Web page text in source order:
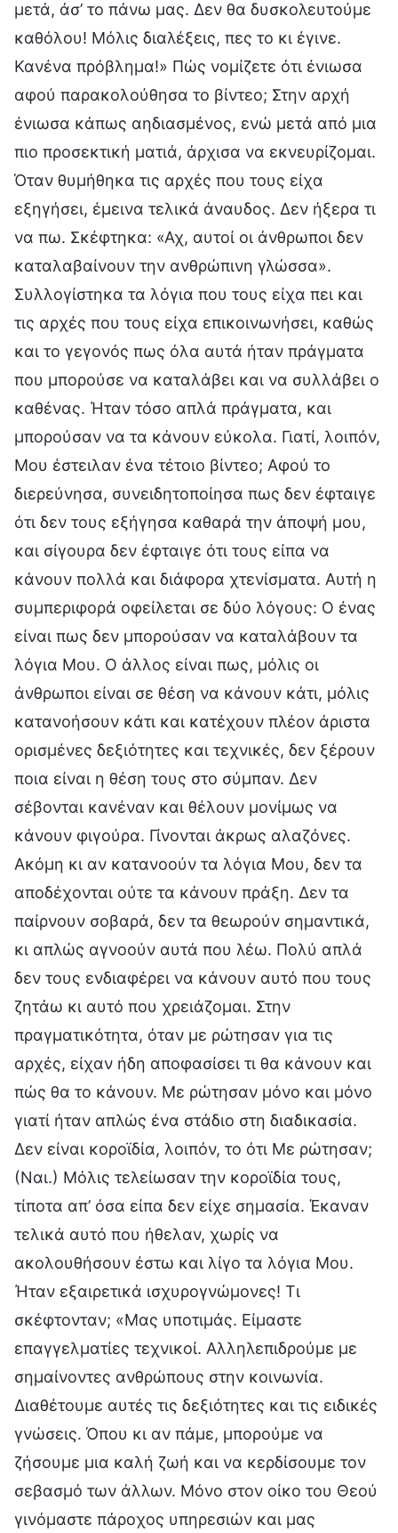
μετά, άσ’ το πάνω μας. Δεν θα δυσκολευτούμε
καθόλου! Μόλις διαλέξεις, πες το κι έγινε.
Κανένα πρόβλημα!» Πώς νομίζετε ότι ένιωσα
αφού παρακολούθησα το βίντεο; Στην αρχή
ένιωσα κάπως αηδιασμένος, ενώ μετά από μια
πιο προσεκτική ματιά, άρχισα να εκνευρίζομαι.
Όταν θυμήθηκα τις αρχές που τους είχα
εξηγήσει, έμεινα τελικά άναυδος. Δεν ήξερα τι
να πω. Σκέφτηκα: «Αχ, αυτοί οι άνθρωποι δεν
καταλαβαίνουν την ανθρώπινη γλώσσα».
Συλλογίστηκα τα λόγια που τους είχα πει και
τις αρχές που τους είχα επικοινωνήσει, καθώς
και το γεγονός πως όλα αυτά ήταν πράγματα
που μπορούσε να καταλάβει και να συλλάβει ο
καθένας. Ήταν τόσο απλά πράγματα, και
μπορούσαν να τα κάνουν εύκολα. Γιατί, λοιπόν,
Μου έστειλαν ένα τέτοιο βίντεο; Αφού το
διερεύνησα, συνειδητοποίησα πως δεν έφταιγε
ότι δεν τους εξήγησα καθαρά την άποψή μου,
και σίγουρα δεν έφταιγε ότι τους είπα να
κάνουν πολλά και διάφορα χτενίσματα. Αυτή η
συμπεριφορά οφείλεται σε δύο λόγους: Ο ένας
είναι πως δεν μπορούσαν να καταλάβουν τα
λόγια Μου. Ο άλλος είναι πως, μόλις οι
άνθρωποι είναι σε θέση να κάνουν κάτι, μόλις
κατανοήσουν κάτι και κατέχουν πλέον άριστα
ορισμένες δεξιότητες και τεχνικές, δεν ξέρουν
ποια είναι η θέση τους στο σύμπαν. Δεν
σέβονται κανέναν και θέλουν μονίμως να
κάνουν φιγούρα. Γίνονται άκρως αλαζόνες.
Ακόμη κι αν κατανοούν τα λόγια Μου, δεν τα
αποδέχονται ούτε τα κάνουν πράξη. Δεν τα
παίρνουν σοβαρά, δεν τα θεωρούν σημαντικά,
κι απλώς αγνοούν αυτά που λέω. Πολύ απλά
δεν τους ενδιαφέρει να κάνουν αυτό που τους
ζητάω κι αυτό που χρειάζομαι. Στην
πραγματικότητα, όταν με ρώτησαν για τις
αρχές, είχαν ήδη αποφασίσει τι θα κάνουν και
πώς θα το κάνουν. Με ρώτησαν μόνο και μόνο
γιατί ήταν απλώς ένα στάδιο στη διαδικασία.
Δεν είναι κοροϊδία, λοιπόν, το ότι Με ρώτησαν;
(Ναι.) Μόλις τελείωσαν την κοροϊδία τους,
τίποτα απ’ όσα είπα δεν είχε σημασία. Έκαναν
τελικά αυτό που ήθελαν, χωρίς να
ακολουθήσουν έστω και λίγο τα λόγια Μου.
Ήταν εξαιρετικά ισχυρογνώμονες! Τι
σκέφτονταν; «Μας υποτιμάς. Είμαστε
επαγγελματίες τεχνικοί. Αλληλεπιδρούμε με
σημαίνοντες ανθρώπους στην κοινωνία.
Διαθέτουμε αυτές τις δεξιότητες και τις ειδικές
γνώσεις. Όπου κι αν πάμε, μπορούμε να
ζήσουμε μια καλή ζωή και να κερδίσουμε τον
σεβασμό των άλλων. Μόνο στον οίκο του Θεού
γινόμαστε πάροχος υπηρεσιών και μας